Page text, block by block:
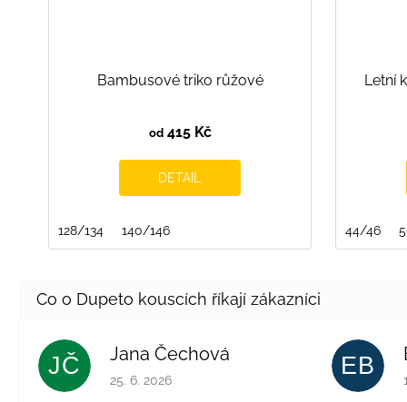
Bambusové triko růžové
od415 Kč
DETAIL
128/134 140/146
Letní
44/46
JČ Jana Čechová
Hodnocení obchodu je 5 z 5 hvězdiček.
25. 6. 2026
EB